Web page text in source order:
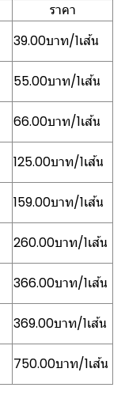
ราคา
39.00บาท/1เส้น
55.00บาท/1เส้น
66.00บาท/1เส้น
125.00บาท/1เส้น
159.00บาท/1เส้น
260.00บาท/1เส้น
366.00บาท/1เส้น
369.00บาท/1เส้น
750.00บาท/1เส้น